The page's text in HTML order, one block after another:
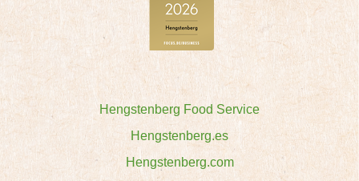
Hengstenberg Food Service
Hengstenberg.es
Hengstenberg.com